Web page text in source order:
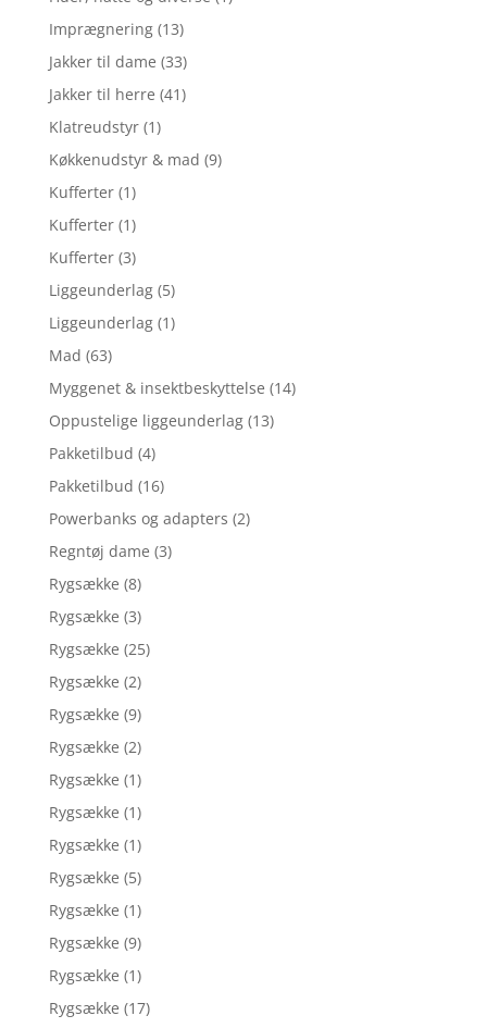
Imprægnering (13)
Jakker til dame (33)
Jakker til herre (41)
Klatreudstyr (1)
Køkkenudstyr & mad (9)
Kufferter (1)
Kufferter (1)
Kufferter (3)
Liggeunderlag (5)
Liggeunderlag (1)
Mad (63)
Myggenet & insektbeskyttelse (14)
Oppustelige liggeunderlag (13)
Pakketilbud (4)
Pakketilbud (16)
Powerbanks og adapters (2)
Regntøj dame (3)
Rygsække (8)
Rygsække (3)
Rygsække (25)
Rygsække (2)
Rygsække (9)
Rygsække (2)
Rygsække (1)
Rygsække (1)
Rygsække (1)
Rygsække (5)
Rygsække (1)
Rygsække (9)
Rygsække (1)
Rygsække (17)